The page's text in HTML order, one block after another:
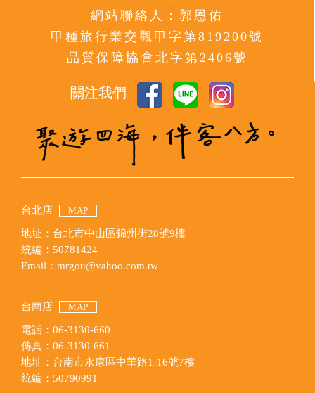
網站聯絡人：郭恩佑
甲種旅行業交觀甲字第819200號
品質保障協會北字第2406號
關注我們
台北店 MAP
地址：台北市中山區錦州街28號9樓
統編：50781424
Email：mrgou@yahoo.com.tw
台南店 MAP
電話：06-3130-660
傳真：06-3130-661
地址：台南市永康區中華路1-16號7樓
統編：50790991